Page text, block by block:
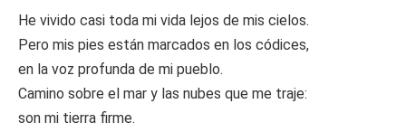
He vivido casi toda mi vida lejos de mis cielos.
Pero mis pies están marcados en los códices,
en la voz profunda de mi pueblo.
Camino sobre el mar y las nubes que me traje:
son mi tierra firme.